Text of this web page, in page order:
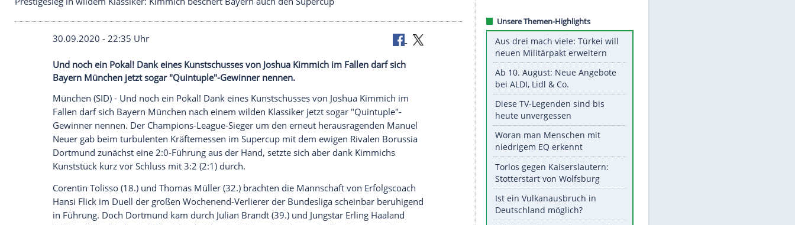
©SID
Prestigesieg in wildem Klassiker: Kimmich beschert Bayern auch den Supercup
30.09.2020 - 22:35 Uhr
Und noch ein Pokal! Dank eines Kunstschusses von Joshua Kimmich im Fallen darf sich
Bayern München jetzt sogar "Quintuple"-Gewinner nennen.
Unsere Themen-Highlights
Aus drei mach viele: Türkei will
neuen Militärpakt erweitern
bei ALDI, Lidl & Co.